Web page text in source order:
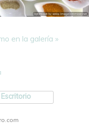
en la galería »
Escritorio